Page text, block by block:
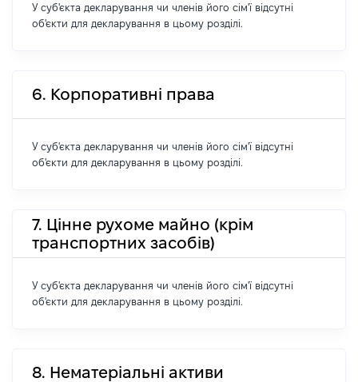
У суб'єкта декларування чи членів його сім'ї відсутні
об'єкти для декларування в цьому розділі.
6. Корпоративні права
У суб'єкта декларування чи членів його сім'ї відсутні
об'єкти для декларування в цьому розділі.
7. Цінне рухоме майно (крім
транспортних засобів)
У суб'єкта декларування чи членів його сім'ї відсутні
об'єкти для декларування в цьому розділі.
8. Нематеріальні активи